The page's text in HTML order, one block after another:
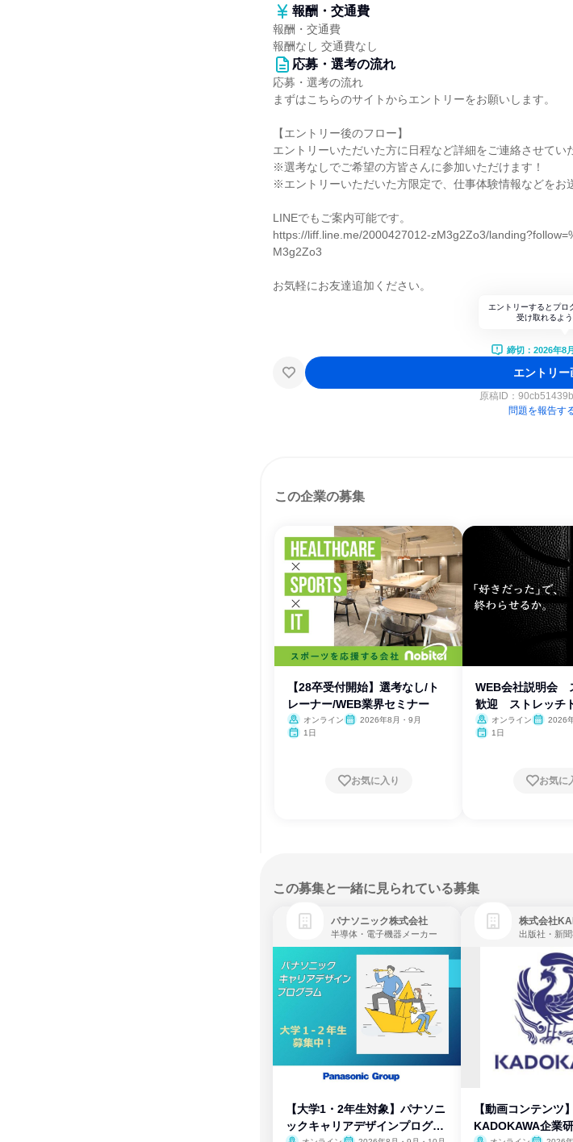
報酬・交通費
報酬・交通費
報酬なし 交通費なし
応募・選考の流れ
応募・選考の流れ
まずはこちらのサイトからエントリーをお願いします。
【エントリー後のフロー】
エントリーいただいた方に日程など詳細をご連絡させてい
※選考なしでご希望の方皆さんに参加いただけます！
※エントリーいただいた方限定で、仕事体験情報などをお
LINEでもご案内可能です。
https://liff.line.me/2000427012-zM3g2Zo3/
M3g2Zo3
お気軽にお友達追加ください。
エントリーするとプロ
受け取れるよ
締切：2026年8
エントリー
原稿ID：
問題を報告す
この企業の募集
【28卒受付開始】選考なし/ト
レーナー/WEB業界セミナー
オンライン
2026年8月・9月
1日
お気に入り
WEB会社説明会
歓迎 ストレッチ
オンライン
2026
1日
お気に
この募集と一緒に見られている募集
パナソニック株式会社
半導体・電子機器メーカー
【大学1・2年生対象】パナソニ
ックキャリアデザインプログラ
株式会社
出版社・新聞
【動画コンテンツ】
KADOKAWA企業